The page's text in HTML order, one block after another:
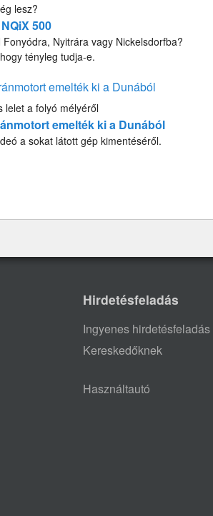
lesz?
500
Fonyódra, Nyitrára vagy Nickelsdorfba?
tényleg tudja-e.
lelet a folyó mélyéről
emelték ki a Dunából
a sokat látott gép kimentéséről.
Hirdetésfeladás
Ingyenes hirdetésfeladás
Kereskedőknek
Használtautó